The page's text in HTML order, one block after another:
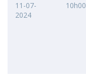
11-07-
2024
10h00